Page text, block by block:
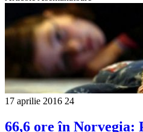
17 aprilie 2016 24
66,6 ore în Norvegia: